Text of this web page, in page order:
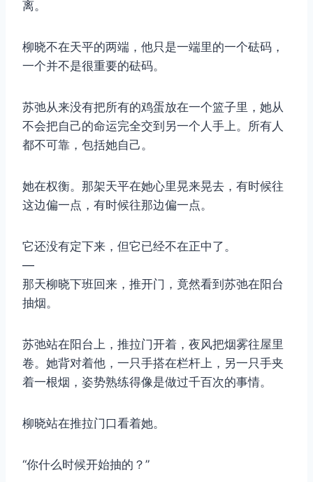
离。
柳晓不在天平的两端，他只是一端里的一个砝码，
一个并不是很重要的砝码。
苏弛从来没有把所有的鸡蛋放在一个篮子里，她从
不会把自己的命运完全交到另一个人手上。所有人
都不可靠，包括她自己。
她在权衡。那架天平在她心里晃来晃去，有时候往
这边偏一点，有时候往那边偏一点。
它还没有定下来，但它已经不在正中了。
—
那天柳晓下班回来，推开门，竟然看到苏弛在阳台
抽烟。
苏弛站在阳台上，推拉门开着，夜风把烟雾往屋里
卷。她背对着他，一只手搭在栏杆上，另一只手夹
着一根烟，姿势熟练得像是做过千百次的事情。
柳晓站在推拉门口看着她。
“你什么时候开始抽的？”